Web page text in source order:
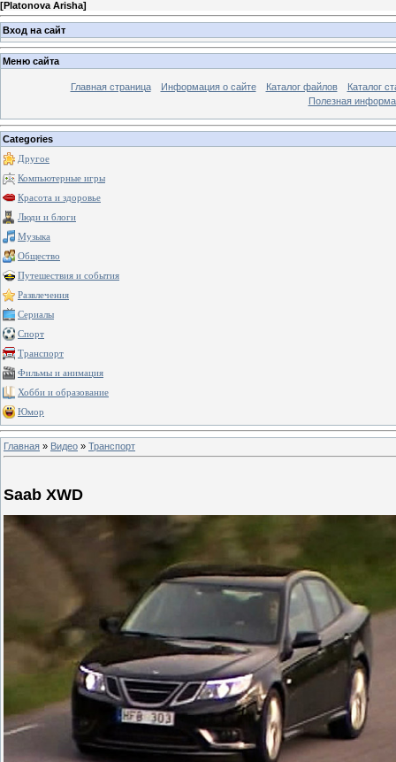
[Platonova Arisha]
Вход на сайт
Меню сайта
Главная страница Информация о сайте Каталог файлов
Каталог
Полезная
Categories
Другое
Компьютерные игры
Красота и здоровье
Люди и блоги
Музыка
Общество
Путешествия и события
Развлечения
Сериалы
Спорт
Транспорт
Фильмы и анимация
Хобби и образование
Юмор
Главная » Видео » Транспорт
Saab XWD